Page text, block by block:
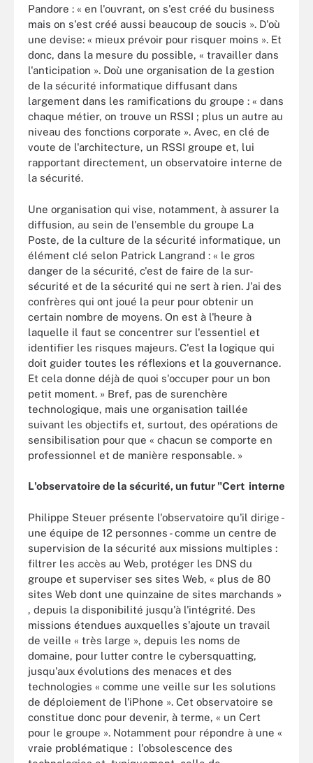
Pandore : « en l'ouvrant, on s'est créé du business
mais on s'est créé aussi beaucoup de soucis ». D'où
une devise: « mieux prévoir pour risquer moins ». Et
donc, dans la mesure du possible, « travailler dans
l'anticipation ». Doù une organisation de la gestion
de la sécurité informatique diffusant dans
largement dans les ramifications du groupe : « dans
chaque métier, on trouve un RSSI ; plus un autre au
niveau des fonctions corporate ». Avec, en clé de
voute de l'architecture, un RSSI groupe et, lui
rapportant directement, un observatoire interne de
la sécurité.
Une organisation qui vise, notamment, à assurer la
diffusion, au sein de l'ensemble du groupe La
Poste, de la culture de la sécurité informatique, un
élément clé selon Patrick Langrand : « le gros
danger de la sécurité, c'est de faire de la sur-
sécurité et de la sécurité qui ne sert à rien. J'ai des
confrères qui ont joué la peur pour obtenir un
certain nombre de moyens. On est à l'heure à
laquelle il faut se concentrer sur l'essentiel et
identifier les risques majeurs. C'est la logique qui
doit guider toutes les réflexions et la gouvernance.
Et cela donne déjà de quoi s'occuper pour un bon
petit moment. » Bref, pas de surenchère
technologique, mais une organisation taillée
suivant les objectifs et, surtout, des opérations de
sensibilisation pour que « chacun se comporte en
professionnel et de manière responsable. »
L'observatoire de la sécurité, un futur "Cert interne
Philippe Steuer présente l'observatoire qu'il dirige -
une équipe de 12 personnes - comme un centre de
supervision de la sécurité aux missions multiples :
filtrer les accès au Web, protéger les DNS du
groupe et superviser ses sites Web, « plus de 80
sites Web dont une quinzaine de sites marchands »
, depuis la disponibilité jusqu'à l'intégrité. Des
missions étendues auxquelles s'ajoute un travail
de veille « très large », depuis les noms de
domaine, pour lutter contre le cybersquatting,
jusqu'aux évolutions des menaces et des
technologies « comme une veille sur les solutions
de déploiement de l'iPhone ». Cet observatoire se
constitue donc pour devenir, à terme, « un Cert
pour le groupe ». Notamment pour répondre à une «
vraie problématique : l'obsolescence des